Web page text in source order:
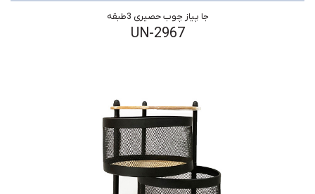
جا پیاز چوب حصیری 3طبقه
UN-2967